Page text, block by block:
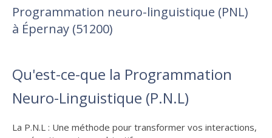
Programmation neuro-linguistique (PNL)
à Épernay (51200)
Qu'est-ce-que la Programmation
Neuro-Linguistique (P.N.L)
La P.N.L : Une méthode pour transformer vos interactions,